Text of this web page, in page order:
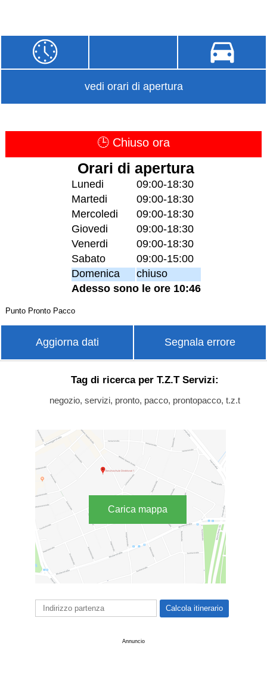
vedi orari di apertura
🕒 Chiuso ora
Orari di apertura
Lunedi
09:00-18:30
Martedi
09:00-18:30
Mercoledi
09:00-18:30
Giovedi
09:00-18:30
Venerdi
09:00-18:30
Sabato
09:00-15:00
Domenica
chiuso
Adesso sono le ore 10:46
Punto Pronto Pacco
Aggiorna dati Segnala errore
Tag di ricerca per T.Z.T Servizi:
negozio, servizi, pronto, pacco, prontopacco, t.z.t
Carica mappa
Annuncio